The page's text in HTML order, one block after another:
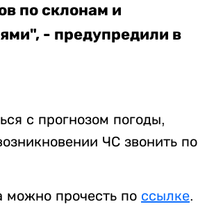
по склонам и
- предупредили в
с прогнозом погоды,
ЧС звонить по
можно прочесть по ссылке.